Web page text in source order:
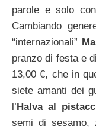
parole e solo
Cambiando
“internazionali”
pranzo di festa e
13,00 €, che in
siete amanti dei
l’Halva al
semi di sesamo,